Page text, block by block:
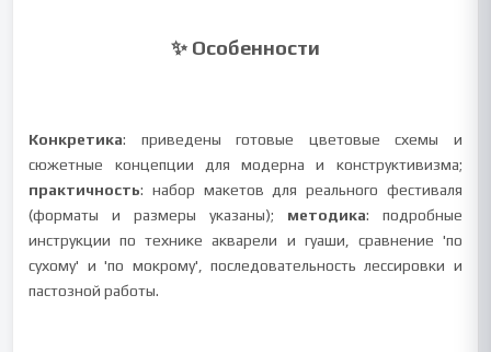
✨ Особенности
Конкретика: приведены готовые цветовые схемы и
сюжетные концепции для модерна и конструктивизма;
практичность: набор макетов для реального фестиваля
(форматы и размеры указаны); методика: подробные
инструкции по технике акварели и гуаши, сравнение 'по
сухому' и 'по мокрому', последовательность лессировки и
пастозной работы.